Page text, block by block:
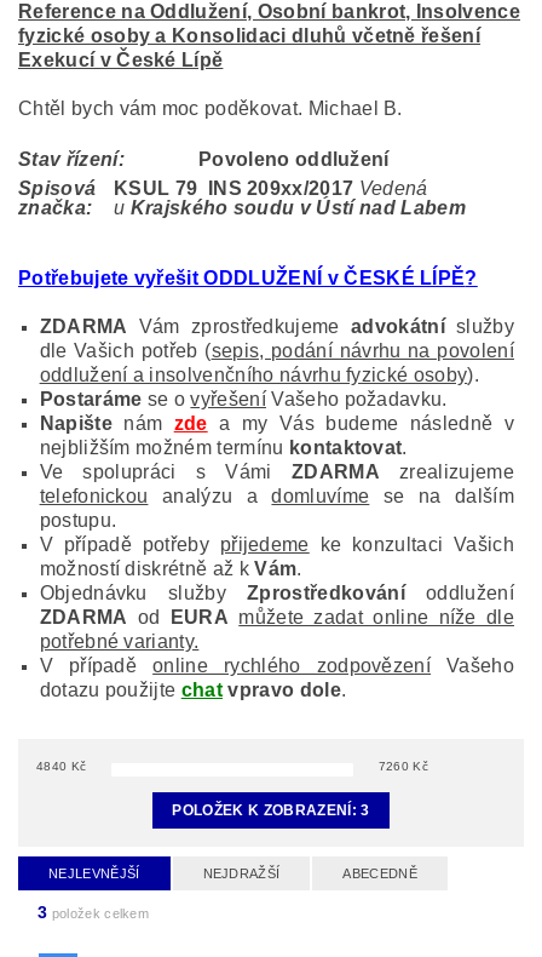
Reference na Oddlužení, Osobní bankrot, Insolvence
fyzické osoby a Konsolidaci dluhů včetně řešení
Exekucí v České Lípě
Chtěl bych vám moc poděkovat. Michael B.
Stav řízení:
Povoleno oddlužení
Spisová
značka:
KSUL 79 INS 209xx/2017 Vedená
u Krajského soudu v Ústí nad Labem
Potřebujete vyřešit ODDLUŽENÍ v ČESKÉ LÍPĚ?
ZDARMA Vám zprostředkujeme advokátníslužby
dle Vašich potřeb (sepis, podání návrhu na povolení
oddlužení a insolvenčního návrhu fyzické osoby).
Postaráme se ovyřešeníVašeho požadavku.
Napištenám zde a my Vás budeme následně v
nejbližším možném termínu kontaktovat.
Ve spolupráci s Vámi ZDARMA zrealizujeme
telefonickou analýzu adomluvíme se na dalším
postupu.
V případě potřeby přijedeme ke konzultaci Vašich
možností diskrétně až kVám.
Objednávku služby
Zprostředkováníoddlužení
ZDARMA od EURA můžete zadat online níže dle
potřebné varianty.
V případěonline rychlého zodpovězení Vašeho
dotazu použijte chatvpravo dole.
4840 Kč 7260 Kč
POLOŽEK K ZOBRAZENÍ:3
NEJLEVNĚJŠÍ NEJDRAŽŠÍ ABECEDNĚ
3 položek celkem